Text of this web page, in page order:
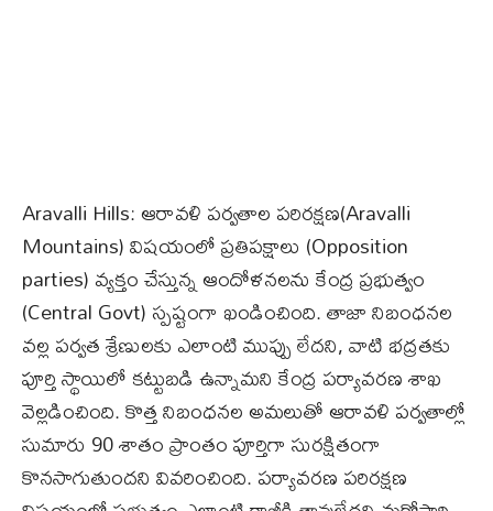
Aravalli Hills: ఆరావళి పర్వతాల పరిరక్షణ(Aravalli
Mountains) విషయంలో ప్రతిపక్షాలు (Opposition
parties) వ్యక్తం చేస్తున్న ఆందోళనలను కేంద్ర ప్రభుత్వం
(Central Govt) స్పష్టంగా ఖండించింది. తాజా నిబంధనల
వల్ల పర్వత శ్రేణులకు ఎలాంటి ముప్పు లేదని, వాటి భద్రతకు
పూర్తి స్థాయిలో కట్టుబడి ఉన్నామని కేంద్ర పర్యావరణ శాఖ
వెల్లడించింది. కొత్త నిబంధనల అమలుతో ఆరావళి పర్వతాల్లో
సుమారు 90 శాతం ప్రాంతం పూర్తిగా సురక్షితంగా
కొనసాగుతుందని వివరించింది. పర్యావరణ పరిరక్షణ